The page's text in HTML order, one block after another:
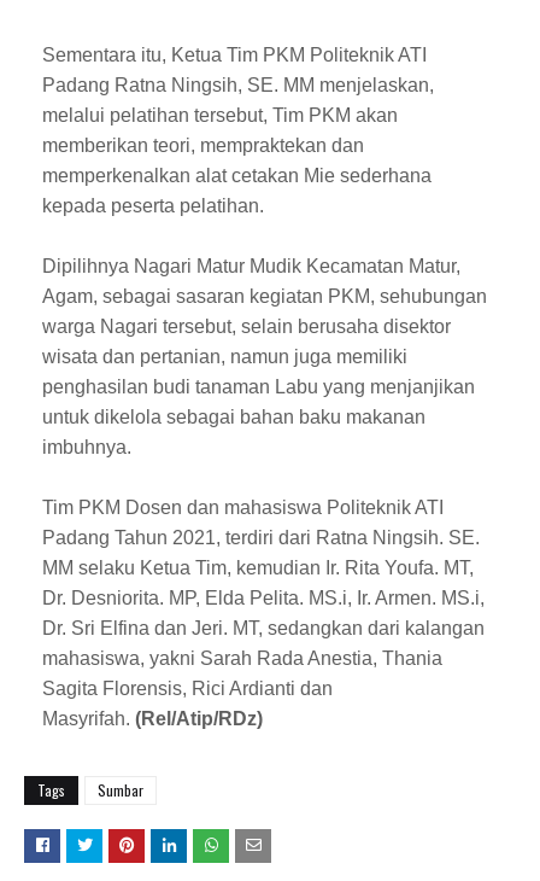
Sementara itu, Ketua Tim PKM Politeknik ATI
Padang Ratna Ningsih, SE. MM menjelaskan,
melalui pelatihan tersebut, Tim PKM akan
memberikan teori, mempraktekan dan
memperkenalkan alat cetakan Mie sederhana
kepada peserta pelatihan.
Dipilihnya Nagari Matur Mudik Kecamatan Matur,
Agam, sebagai sasaran kegiatan PKM, sehubungan
warga Nagari tersebut, selain berusaha disektor
wisata dan pertanian, namun juga memiliki
penghasilan budi tanaman Labu yang menjanjikan
untuk dikelola sebagai bahan baku makanan
imbuhnya.
Tim PKM Dosen dan mahasiswa Politeknik ATI
Padang Tahun 2021, terdiri dari Ratna Ningsih. SE.
MM selaku Ketua Tim, kemudian Ir. Rita Youfa. MT,
Dr. Desniorita. MP, Elda Pelita. MS.i, Ir. Armen. MS.i,
Dr. Sri Elfina dan Jeri. MT, sedangkan dari kalangan
mahasiswa, yakni Sarah Rada Anestia, Thania
Sagita Florensis, Rici Ardianti dan
Masyrifah. (Rel/Atip/RDz)
Tags Sumbar